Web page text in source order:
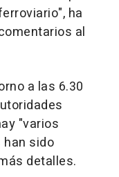
ha
al
a las 6.30
"varios
han sido
detalles.